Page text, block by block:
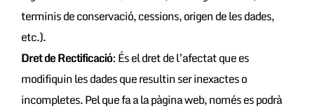
terminis de conservació, cessions, origen de les dades,
etc.).
Dret de Rectificació: És el dret de l’afectat que es
modifiquin les dades que resultin ser inexactes o
incompletes. Pel que fa a la pàgina web, només es podrà